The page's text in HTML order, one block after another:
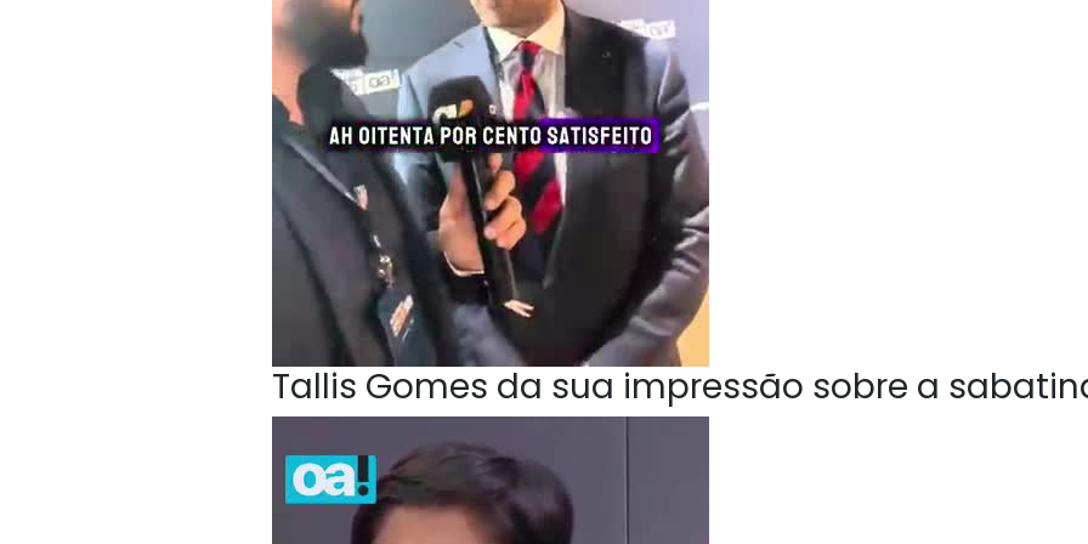
Tallis Gomes da sua impressão sobre a